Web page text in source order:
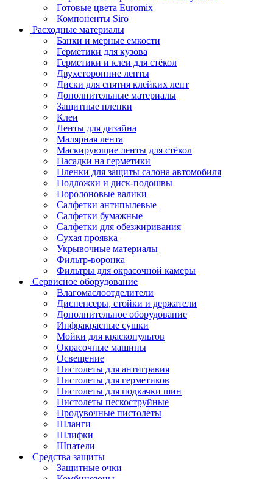
Готовые цвета Euromix
Компоненты Siro
Расходные материалы
Банки и мерные емкости
Герметики для кузова
Герметики и клеи для стёкол
Двухсторонние ленты
Диски для снятия клейких лент
Дополнительные материалы
Защитные пленки
Клеи
Ленты для дизайна
Малярная лента
Маскирующие ленты для стёкол
Насадки на герметики
Пленки для защиты салона автомобиля
Подложки и диск-подошвы
Поролоновые валики
Салфетки антипылевые
Салфетки бумажные
Салфетки для обезжиривания
Сухая проявка
Укрывочные материалы
Фильтр-воронка
Фильтры для окрасочной камеры
Сервисное оборудование
Влагомаслоотделители
Диспенсеры, стойки и держатели
Дополнительное оборудование
Инфракрасные сушки
Мойки для краскопультов
Окрасочные машины
Освещение
Пистолеты для антигравия
Пистолеты для герметиков
Пистолеты для подкачки шин
Пистолеты пескоструйные
Продувочные пистолеты
Шланги
Шлифки
Шпатели
Средства защиты
Защитные очки